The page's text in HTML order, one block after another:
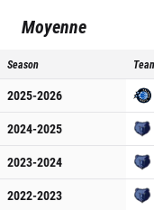
Moyenne
Season
2025-2026
2024-2025
2023-2024
2022-2023